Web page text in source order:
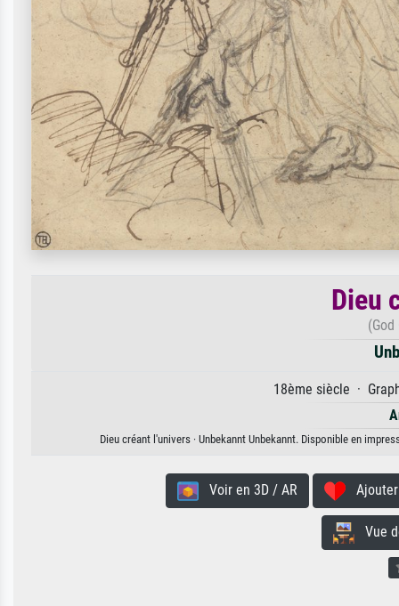
Dieu
18ème siècle ·
Dieu créant l'univers · Unbekannt Unbekannt. Disponible en
Voir en 3D / AR
Vue